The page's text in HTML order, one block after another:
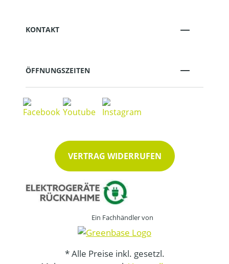
KONTAKT
ÖFFNUNGSZEITEN
VERTRAG WIDERRUFEN
Ein Fachhändler von
* Alle Preise inkl. gesetzl.